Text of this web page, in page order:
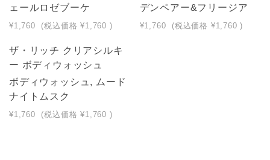
ェールロゼブーケ
¥1,760 (税込価格 ¥1,760 )
デンペアー&フリージア
¥1,760 (税込価格 ¥1,760 )
ザ・リッチ クリアシルキ
ー ボディウォッシュ
ボディウォッシュ, ムード
ナイトムスク
¥1,760 (税込価格 ¥1,760 )